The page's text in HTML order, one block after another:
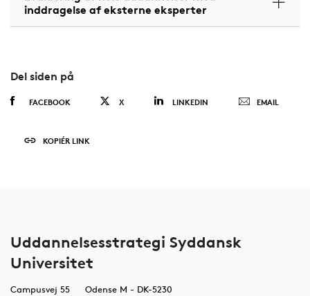
inddragelse af eksterne eksperter
Del siden på
FACEBOOK X LINKEDIN EMAIL
KOPIÉR LINK
Uddannelsesstrategi Syddansk
Universitet
Campusvej 55 Odense M - DK-5230